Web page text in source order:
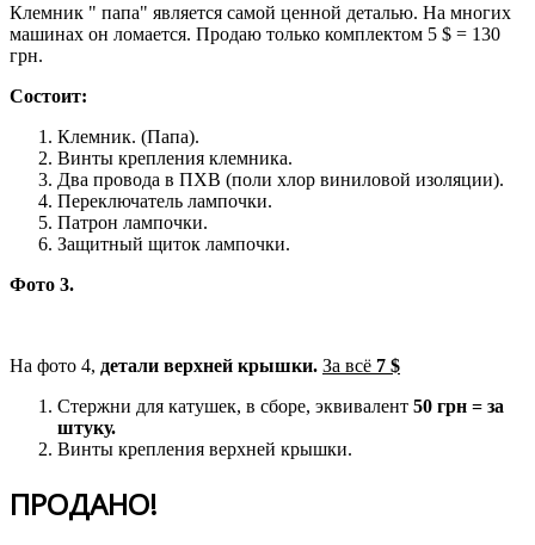
Клемник " папа" является самой ценной деталью. На многих
машинах он ломается. Продаю только комплектом 5 $ = 130
грн.
Состоит:
Клемник. (Папа).
Винты крепления клемника.
Два провода в ПХВ (поли хлор виниловой изоляции).
Переключатель лампочки.
Патрон лампочки.
Защитный щиток лампочки.
Фото 3.
На фото 4, детали верхней крышки. За всё 7 $
Стержни для катушек, в сборе, эквивалент 50 грн = за
штуку.
Винты крепления верхней крышки.
ПРОДАНО!